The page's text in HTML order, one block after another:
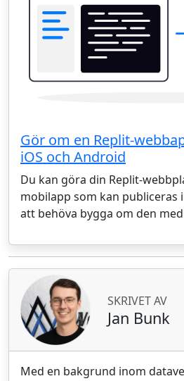
Gör om en Replit-
iOS och Android
Du kan göra din Replit-
mobilapp som kan publiceras
att behöva bygga om den
SKRIVET AV
Jan Bunk
Med en bakgrund inom